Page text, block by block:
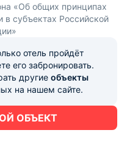
«Об общих принципах
в субъектах Российской
отель пройдёт
его забронировать.
другие объекты
на нашем сайте.
ОБЪЕКТ